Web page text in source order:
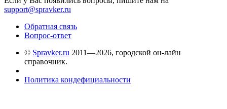
support@spravker.ru
Обратная связь
Вопрос-ответ
© Spravker.ru 2011—2026, городской он-лайн
справочник.
Политика кондефициальности